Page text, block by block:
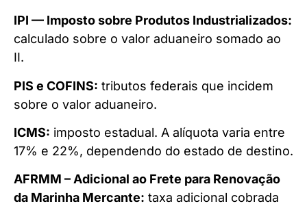
IPI — Imposto sobre Produtos Industrializados:
calculado sobre o valor aduaneiro somado ao
II.
PIS e COFINS: tributos federais que incidem
sobre o valor aduaneiro.
ICMS: imposto estadual. A alíquota varia entre
17% e 22%, dependendo do estado de destino.
AFRMM – Adicional ao Frete para Renovação
da Marinha Mercante: taxa adicional cobrada